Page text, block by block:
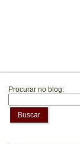
Procurar no blog:
Buscar